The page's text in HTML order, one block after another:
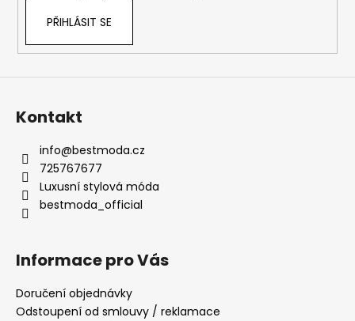
PŘIHLÁSIT SE
Kontakt
info@bestmoda.cz
725767677
Luxusní stylová móda
bestmoda_official
Informace pro Vás
Doručení objednávky
Odstoupení od smlouvy / reklamace